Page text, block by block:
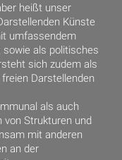
heißt unser
Künste
umfassendem
sowie als politisches
sich zudem als
Darstellenden
als auch
von Strukturen und
mit anderen
an der